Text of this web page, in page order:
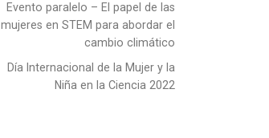
Evento paralelo – El papel de las
mujeres en STEM para abordar el
cambio climático
Día Internacional de la Mujer y la
Niña en la Ciencia 2022